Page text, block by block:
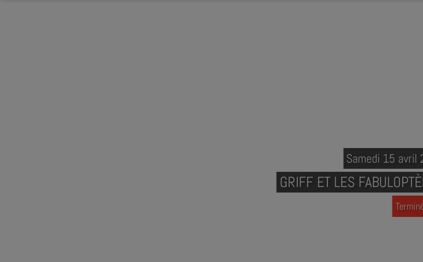
Samedi 15 avril
GRIFF ET LES